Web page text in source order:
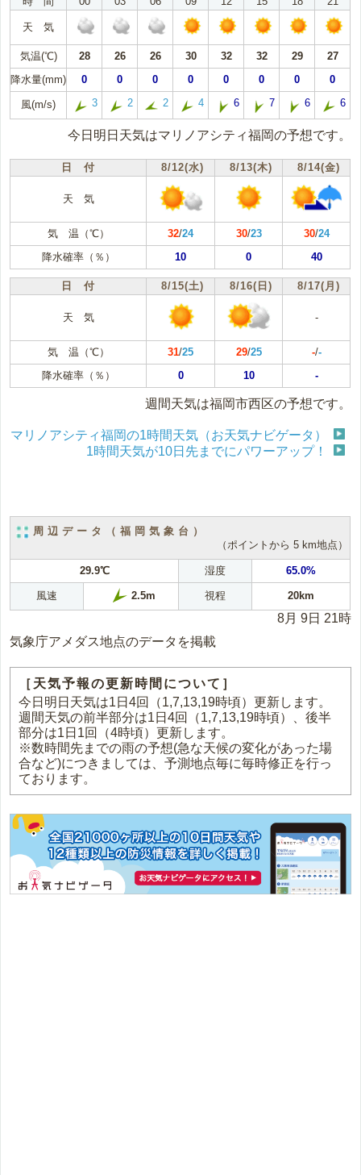
天 気
気温(℃) 28 26 26 30 32 32 29
27
降水量(mm)
0 0 0 0 0 0 0 0
風(m/s) 3 2 2 4 6 7 6 6
今日明日天気はマリノアシティ福岡の予想です。
日 付 8/12(水) 8/13(木) 8/14(金)
天 気
気 温（℃） 32/24 30/23 30/24
降水確率（％）
10 0 40
日 付 8/15(土) 8/16(日) 8/17(月)
天 気 -
気 温（℃） 31/25 29/25 -/-
降水確率（％）
0 10 -
週間天気は福岡市西区の予想です。
マリノアシティ福岡の1時間天気（お天気ナビゲータ）
1時間天気が10日先までにパワーアップ！
周辺データ（福岡気象台）
（ポイントから 5 km地点）
29.9℃ 湿度 65.0%
風速 2.5m 視程 20km
8月 9日 21時
気象庁アメダス地点のデータを掲載
［天気予報の更新時間について］
今日明日天気は1日4回（1,7,13,19時頃）更新します。
週間天気の前半部分は1日4回（1,7,13,19時頃）、後半
部分は1日1回（4時頃）更新します。
※数時間先までの雨の予想(急な天候の変化があった場
合など)につきましては、予測地点毎に毎時修正を行っ
ております。